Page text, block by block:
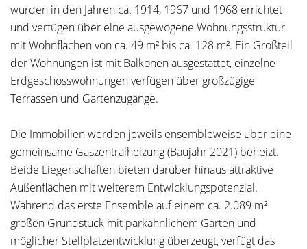
wurden in den Jahren ca. 1914, 1967 und 1968 errichtet
und verfügen über eine ausgewogene Wohnungsstruktur
mit Wohnflächen von ca. 49 m² bis ca. 128 m². Ein Großteil
der Wohnungen ist mit Balkonen ausgestattet, einzelne
Erdgeschosswohnungen verfügen über großzügige
Terrassen und Gartenzugänge.
Die Immobilien werden jeweils ensembleweise über eine
gemeinsame Gaszentralheizung (Baujahr 2021) beheizt.
Beide Liegenschaften bieten darüber hinaus attraktive
Außenflächen mit weiterem Entwicklungspotenzial.
Während das erste Ensemble auf einem ca. 2.089 m²
großen Grundstück mit parkähnlichem Garten und
möglicher Stellplatzentwicklung überzeugt, verfügt das